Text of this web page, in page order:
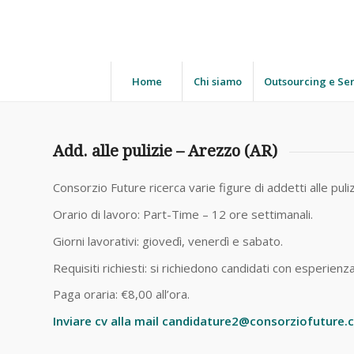
Home Chi siamo Outsourcing e
Add. alle pulizie – Arezzo (AR)
Consorzio Future ricerca varie figure di addetti alle
Orario di lavoro: Part-Time – 12 ore settimanali.
Giorni lavorativi: giovedì, venerdì e sabato.
Requisiti richiesti: si richiedono candidati con
Paga oraria: €8,00 all’ora.
Inviare cv alla mail